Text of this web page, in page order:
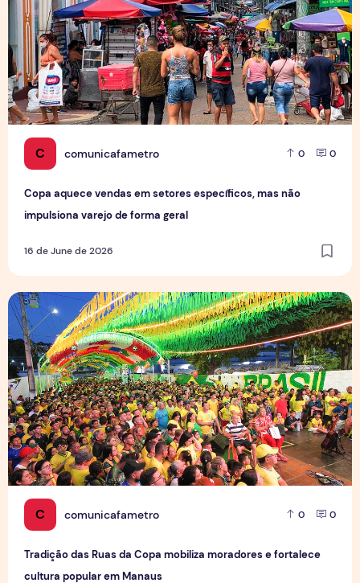
C comunicafametro 0 0
Copa aquece vendas em setores específicos, mas não
impulsiona varejo de forma geral
16 de June de 2026
C comunicafametro 0 0
Tradição das Ruas da Copa mobiliza moradores e fortalece
cultura popular em Manaus
Tradição das Ruas da Copa mobiliza moradores e